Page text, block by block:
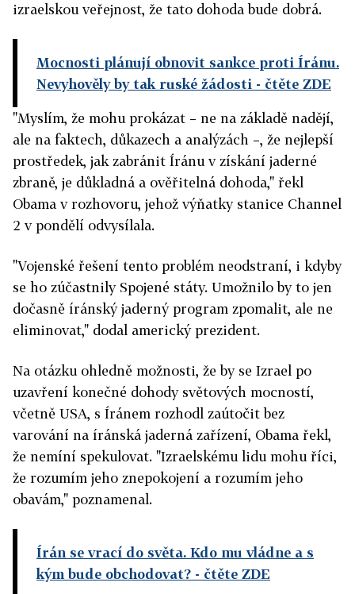
izraelskou veřejnost, že tato dohoda bude dobrá.
Mocnosti plánují obnovit sankce proti Íránu.
Nevyhověly by tak ruské žádosti - čtěte ZDE
"Myslím, že mohu prokázat – ne na základě nadějí,
ale na faktech, důkazech a analýzách –, že nejlepší
prostředek, jak zabránit Íránu v získání jaderné
zbraně, je důkladná a ověřitelná dohoda," řekl
Obama v rozhovoru, jehož výňatky stanice Channel
2 v pondělí odvysílala.
"Vojenské řešení tento problém neodstraní, i kdyby
se ho zúčastnily Spojené státy. Umožnilo by to jen
dočasně íránský jaderný program zpomalit, ale ne
eliminovat," dodal americký prezident.
Na otázku ohledně možnosti, že by se Izrael po
uzavření konečné dohody světových mocností,
včetně USA, s Íránem rozhodl zaútočit bez
varování na íránská jaderná zařízení, Obama řekl,
že nemíní spekulovat. "Izraelskému lidu mohu říci,
že rozumím jeho znepokojení a rozumím jeho
obavám," poznamenal.
Írán se vrací do světa. Kdo mu vládne a s
kým bude obchodovat? - čtěte ZDE